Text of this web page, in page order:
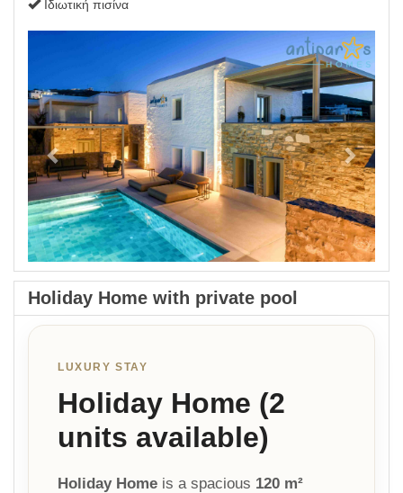
Ιδιωτική πισίνα
Next
Holiday Home with private pool
LUXURY STAY
Holiday Home (2
units available)
Holiday Home is a spacious 120 m²